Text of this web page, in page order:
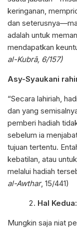
keringanan,
dan
adalah untuk
mendapatkan
al-Kubrā, 6/157)
Asy-Syaukani
“Secara lahiriah,
dan yang
pemberi hadiah
sebelum ia
tujuan tertentu.
kebatilan, atau
melalui hadiah
al-Awthar, 15/441)
Hal Kedua:
Mungkin saja niat